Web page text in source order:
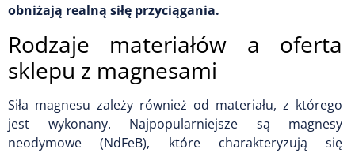
obniżają realną siłę przyciągania.
Rodzaje materiałów a oferta
sklepu z magnesami
Siła magnesu zależy również od materiału, z którego
jest wykonany. Najpopularniejsze są magnesy
neodymowe (NdFeB), które charakteryzują się